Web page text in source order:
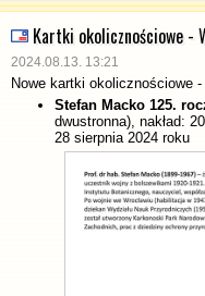
Kartki okolicznościowe -
2024.08.13. 13:21
Nowe kartki okolicznościowe -
Stefan Macko 125.
dwustronna), nakład:
28 sierpnia 2024 roku